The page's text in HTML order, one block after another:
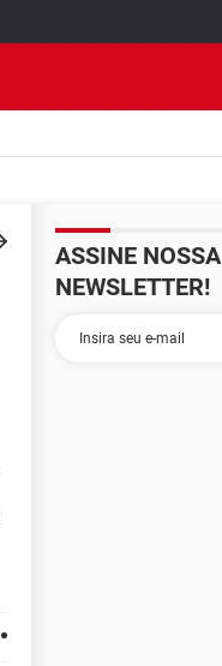
ASSINE NOSSA
NEWSLETTER!